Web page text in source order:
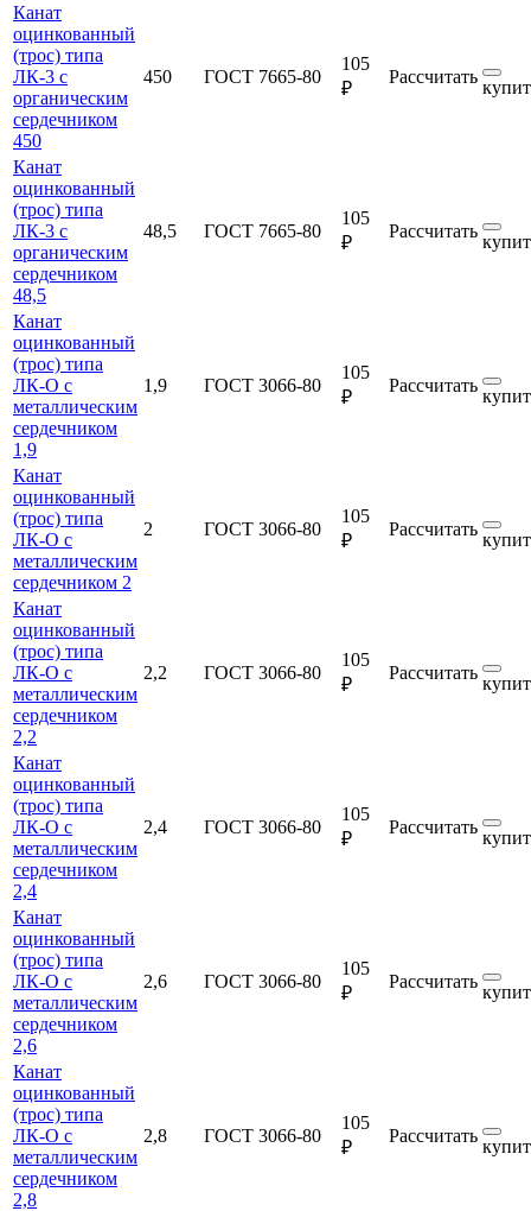
Канат
оцинкованный
(трос) типа
ЛК-3 с
органическим
сердечником
450
450 ГОСТ 7665-80
105
₽
Рассчитать
Канат
оцинкованный
(трос) типа
ЛК-3 с
органическим
сердечником
48,5
48,5 ГОСТ 7665-80
105
₽
Рассчитать
Канат
оцинкованный
(трос) типа
ЛК-О с
металлическим
сердечником
1,9
1,9 ГОСТ 3066-80
105
₽
Рассчитать
Канат
оцинкованный
(трос) типа
ЛК-О с
металлическим
сердечником 2
2 ГОСТ 3066-80
105
₽
Рассчитать
Канат
оцинкованный
(трос) типа
ЛК-О с
металлическим
сердечником
2,2
2,2 ГОСТ 3066-80
105
₽
Рассчитать
Канат
оцинкованный
(трос) типа
ЛК-О с
металлическим
сердечником
2,4
2,4 ГОСТ 3066-80
105
₽
Рассчитать
Канат
оцинкованный
(трос) типа
ЛК-О с
металлическим
сердечником
2,6
2,6 ГОСТ 3066-80
105
₽
Рассчитать
Канат
оцинкованный
(трос) типа
ЛК-О с
металлическим
сердечником
2,8
2,8 ГОСТ 3066-80
105
₽
Рассчитать